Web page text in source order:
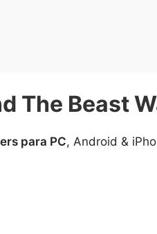
The Beast
para PC, Android &